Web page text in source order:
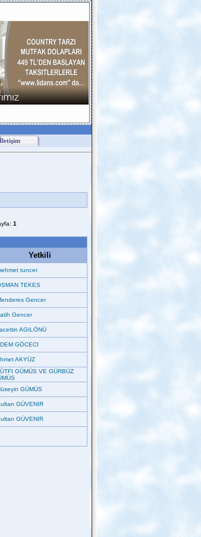
İletişim
1
Yetkili
tuncer
TEKES
Gencer
Gencer
AGILÖNÜ
GÖCECI
AKYÜZ
GÜMÜS VE GÜRBÜZ
GÜMÜS
GÜVENIR
GÜVENIR